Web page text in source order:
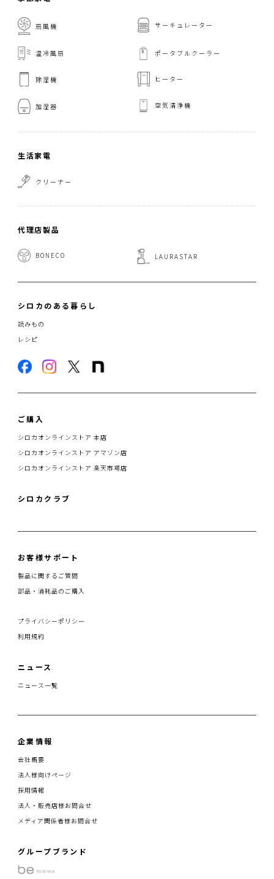
扇風機 サーキュレーター
温冷風扇 ポータブルクーラー
除湿機 ヒーター
加湿器 空気清浄機
生活家電
クリーナー
代理店製品
BONECO LAURASTAR
シロカのある暮らし
読みもの
レシピ
ご購入
シロカオンラインストア 本店
シロカオンラインストア アマゾン店
シロカオンラインストア 楽天市場店
シロカクラブ
お客様サポート
製品に関するご質問
部品・消耗品のご購入
プライバシーポリシー
利用規約
ニュース
ニュース一覧
企業情報
会社概要
法人様向けページ
採用情報
法人・販売店様お問合せ
メディア関係者様お問合せ
グループブランド